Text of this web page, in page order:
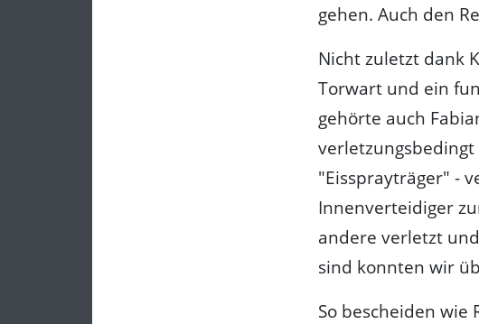
gehen. Auch den
Nicht zuletzt dank
Torwart und ein
gehörte auch
"Eissprayträger" -
Innenverteidiger
andere verletzt
sind konnten wir
So bescheiden wie